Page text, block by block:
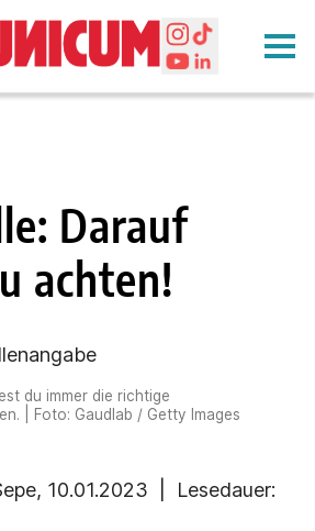
Darauf
achten!
du immer die richtige
| Foto: Gaudlab / Getty Images
, 10.01.2023
| Lesedauer: